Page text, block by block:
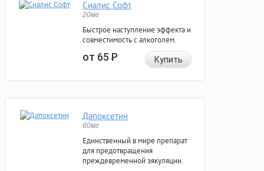
Сиалис Софт
20мг
Быстрое наступление эффекта и
совместимость с алкоголем.
от 65Р Купить
Дапоксетин
60мг
Единственный в мире препарат
для предотвращения
преждевременной эякуляции.